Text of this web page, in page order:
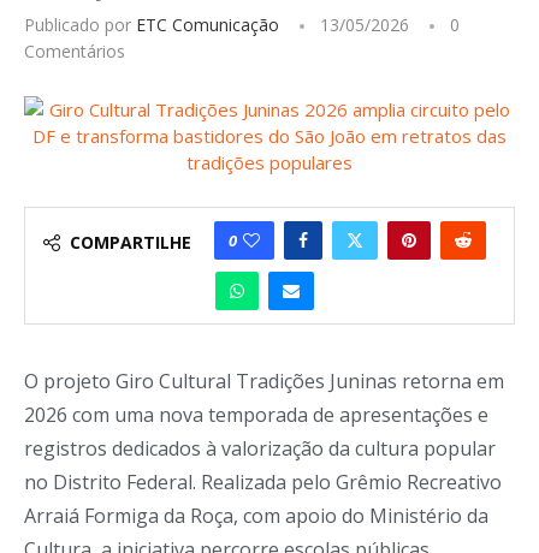
Publicado por ETC Comunicação 13/05/2026
0
Comentários
COMPARTILHE 0
O projeto Giro Cultural Tradições Juninas retorna em
2026 com uma nova temporada de apresentações e
registros dedicados à valorização da cultura popular
no Distrito Federal. Realizada pelo Grêmio Recreativo
Arraiá Formiga da Roça, com apoio do Ministério da